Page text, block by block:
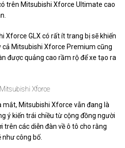
trên Mitsubishi Xforce Ultimate cao
Xforce GLX có rất ít trang bị sẽ khiến
cả Mitsubishi Xforce Premium cũng
được quảng cao rầm rộ để xe tạo ra
Xforce
Mitsubishi Xforce vẫn đang là
ý kiến trái chiều từ cộng đồng người
trên các diễn đàn về ô tô cho rằng
công bố.